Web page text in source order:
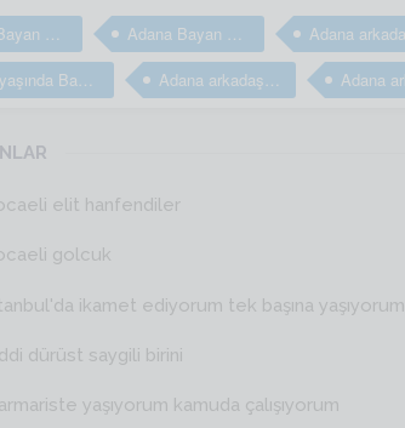
Adana Bayan arkadaş arıyorum Adana Bayan arkadaş arıyorum
34 yaşında Bayan arkadaş Adana arkadaşlık sitesi
elit hanfendiler
golcuk
ikamet ediyorum tek başına yaşıyorum
dürüst saygili birini
yaşıyorum kamuda çalışıyorum